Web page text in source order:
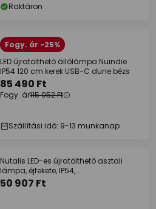
Raktáron
Fogy. ár -25%
LED újratölthető állólámpa Nuindie
IP54 120 cm kerek USB-C dune bézs
85 490 Ft
Fogy. ár115 052 Ft
Szállítási idő: 9-13 munkanap
Nutalis LED-es újratölthető asztali
lámpa, éjfekete, IP54,
fényerőszabályzóval
50 907 Ft